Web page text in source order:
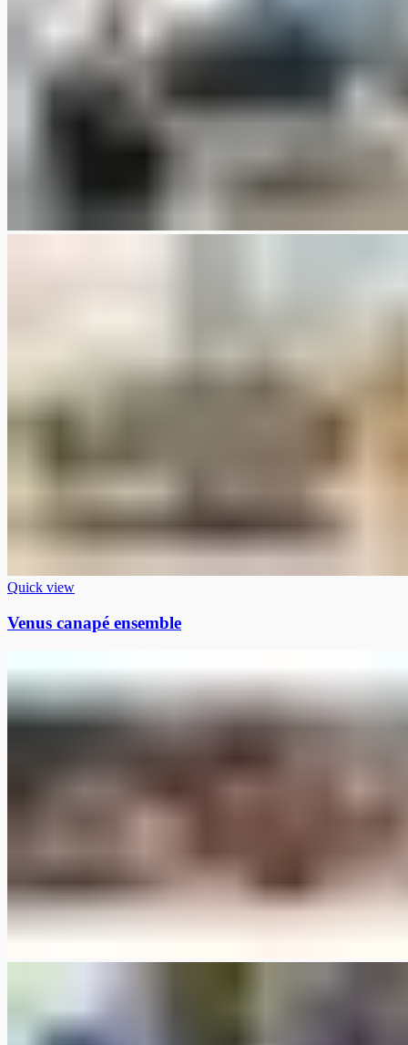
Quick view
Venus canapé ensemble